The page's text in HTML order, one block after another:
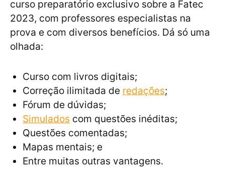
curso preparatório exclusivo sobre a Fatec
2023, com professores especialistas na
prova e com diversos benefícios. Dá só uma
olhada:
Curso com livros digitais;
Correção ilimitada de redações;
Fórum de dúvidas;
Simulados com questões inéditas;
Questões comentadas;
Mapas mentais; e
Entre muitas outras vantagens.